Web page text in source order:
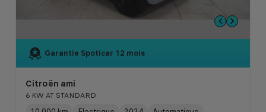
Garantie Spoticar 12 mois
Citroën ami
6 KW AT STANDARD